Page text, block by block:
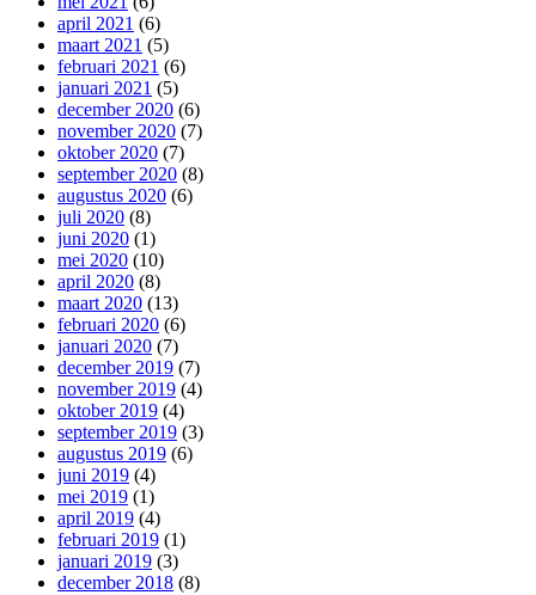
april 2021 (6)
maart 2021 (5)
februari 2021 (6)
januari 2021 (5)
december 2020 (6)
november 2020 (7)
oktober 2020 (7)
september 2020 (8)
augustus 2020 (6)
juli 2020 (8)
juni 2020 (1)
mei 2020 (10)
april 2020 (8)
maart 2020 (13)
februari 2020 (6)
januari 2020 (7)
december 2019 (7)
november 2019 (4)
oktober 2019 (4)
september 2019 (3)
augustus 2019 (6)
juni 2019 (4)
mei 2019 (1)
april 2019 (4)
februari 2019 (1)
januari 2019 (3)
december 2018 (8)